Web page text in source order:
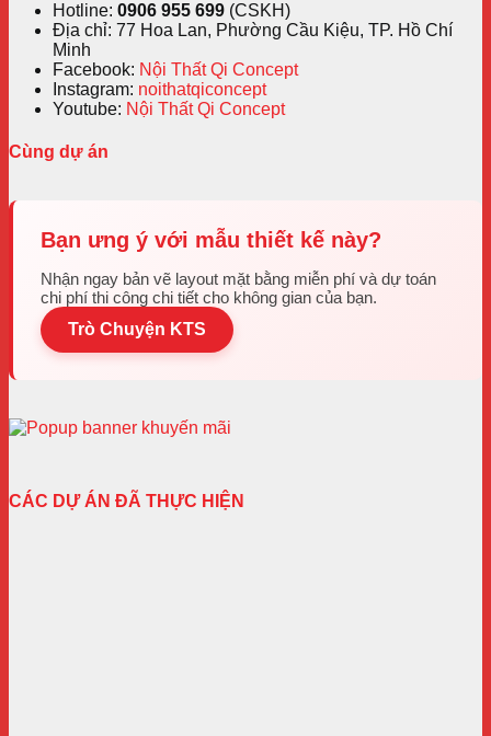
Hotline: 0906 955 699 (CSKH)
Địa chỉ: 77 Hoa Lan, Phường Cầu Kiệu, TP. Hồ Chí
Minh
Facebook: Nội Thất Qi Concept
Instagram: noithatqiconcept
Youtube: Nội Thất Qi Concept
Cùng dự án
Bạn ưng ý với mẫu thiết kế này?
Nhận ngay bản vẽ layout mặt bằng miễn phí và dự toán
chi phí thi công chi tiết cho không gian của bạn.
Trò Chuyện KTS
CÁC DỰ ÁN ĐÃ THỰC HIỆN